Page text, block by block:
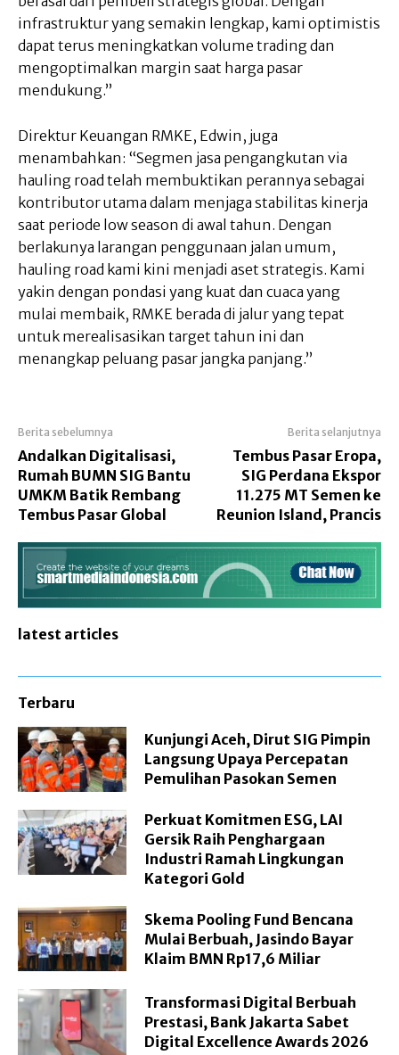
infrastruktur yang semakin lengkap, kami optimistis
dapat terus meningkatkan volume trading dan
mengoptimalkan margin saat harga pasar
mendukung.”
Direktur Keuangan RMKE, Edwin, juga
menambahkan: “Segmen jasa pengangkutan via
hauling road telah membuktikan perannya sebagai
kontributor utama dalam menjaga stabilitas kinerja
saat periode low season di awal tahun. Dengan
berlakunya larangan penggunaan jalan umum,
hauling road kami kini menjadi aset strategis. Kami
yakin dengan pondasi yang kuat dan cuaca yang
mulai membaik, RMKE berada di jalur yang tepat
untuk merealisasikan target tahun ini dan
menangkap peluang pasar jangka panjang.”
Berita sebelumnya
Andalkan Digitalisasi,
Rumah BUMN SIG Bantu
UMKM Batik Rembang
Tembus Pasar Global
Berita selanjutnya
Tembus Pasar Eropa,
SIG Perdana Ekspor
11.275 MT Semen ke
Reunion Island, Prancis
latest articles
Terbaru
Kunjungi Aceh, Dirut SIG Pimpin
Langsung Upaya Percepatan
Pemulihan Pasokan Semen
Perkuat Komitmen ESG, LAI
Gersik Raih Penghargaan
Industri Ramah Lingkungan
Kategori Gold
Skema Pooling Fund Bencana
Mulai Berbuah, Jasindo Bayar
Klaim BMN Rp17,6 Miliar
Transformasi Digital Berbuah
Prestasi, Bank Jakarta Sabet
Digital Excellence Awards 2026